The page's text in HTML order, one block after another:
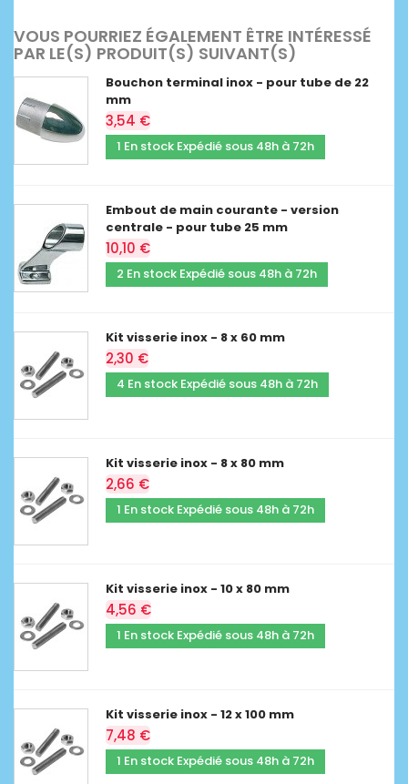
VOUS POURRIEZ ÉGALEMENT ÊTRE INTÉRESSÉ
PAR LE(S) PRODUIT(S) SUIVANT(S)
Bouchon terminal inox - pour tube de 22
mm
3,54 €
1 En stock Expédié sous 48h à 72h
Embout de main courante - version
centrale - pour tube 25 mm
10,10 €
2 En stock Expédié sous 48h à 72h
Kit visserie inox - 8 x 60 mm
2,30 €
4 En stock Expédié sous 48h à 72h
Kit visserie inox - 8 x 80 mm
2,66 €
1 En stock Expédié sous 48h à 72h
Kit visserie inox - 10 x 80 mm
4,56 €
1 En stock Expédié sous 48h à 72h
Kit visserie inox - 12 x 100 mm
7,48 €
1 En stock Expédié sous 48h à 72h